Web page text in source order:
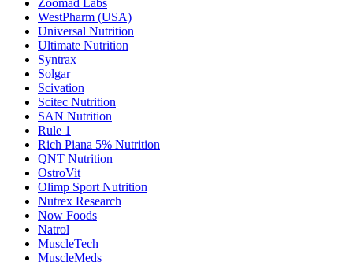
WestPharm (USA)
Universal Nutrition
Ultimate Nutrition
Syntrax
Solgar
Scivation
Scitec Nutrition
SAN Nutrition
Rule 1
Rich Piana 5% Nutrition
QNT Nutrition
OstroVit
Olimp Sport Nutrition
Nutrex Research
Now Foods
Natrol
MuscleTech
MuscleMeds